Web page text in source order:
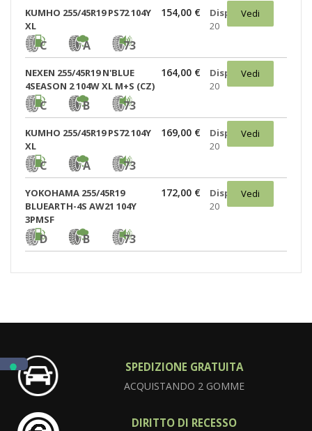
KUMHO 255/45R19 PS72 104Y
XL
C A 73
154,00 €
Disponibili:
20
Vedi
NEXEN 255/45R19 N'BLUE
4SEASON 2 104W XL M+S (CZ)
C B 73
164,00 €
Disponibili:
20
Vedi
KUMHO 255/45R19 PS72 104Y
XL
C A 73
169,00 €
Disponibili:
20
Vedi
YOKOHAMA 255/45R19
BLUEARTH-4S AW21 104Y
3PMSF
D B 73
172,00 €
Disponibili:
20
Vedi
SPEDIZIONE GRATUITA
ACQUISTANDO 2 GOMME
DIRITTO DI RECESSO